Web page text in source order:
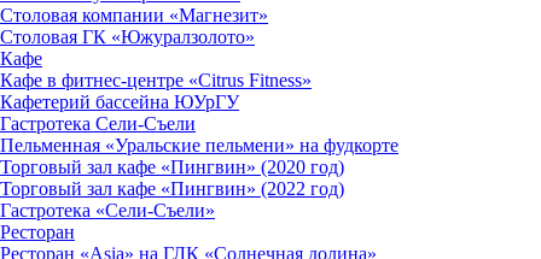
Столовая компании «Магнезит»
Столовая ГК «Южуралзолото»
Кафе
Кафе в фитнес-центре «Citrus Fitness»
Кафетерий бассейна ЮУрГУ
Гастротека Сели-Съели
Пельменная «Уральские пельмени» на фудкорте
Торговый зал кафе «Пингвин» (2020 год)
Торговый зал кафе «Пингвин» (2022 год)
Гастротека «Сели-Съели»
Ресторан
Ресторан «Asia» на ГЛК «Солнечная долина»